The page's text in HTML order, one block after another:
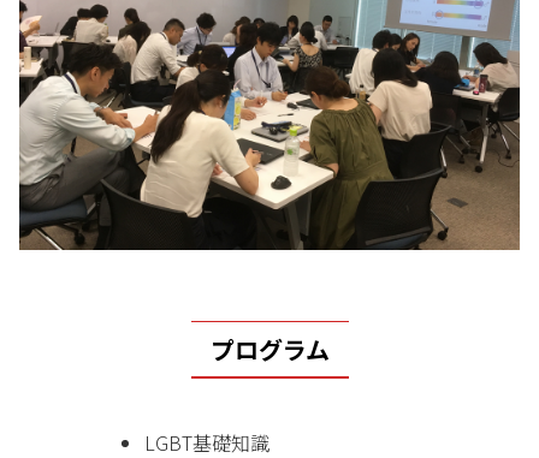
プログラム
LGBT基礎知識